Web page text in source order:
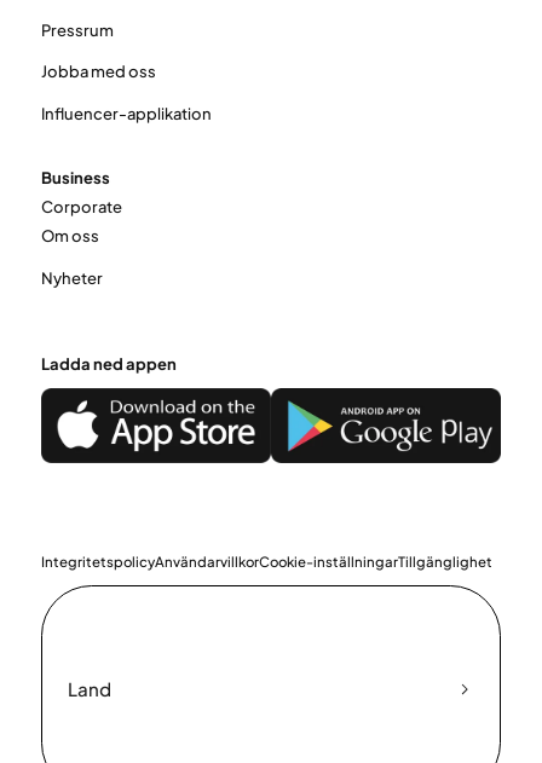
Pressrum
Jobba med oss
Influencer-applikation
Business
Corporate
Om oss
Nyheter
Ladda ned appen
IntegritetspolicyAnvändarvillkorCookie-inställningarTillgänglighet
Land